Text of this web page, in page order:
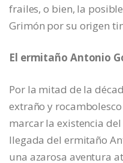
frailes, o bien, la
Grimón por su origen
El ermitaño Antonio
Por la mitad de la
extraño y
marcar la existencia
llegada del ermitaño
una azarosa aventura